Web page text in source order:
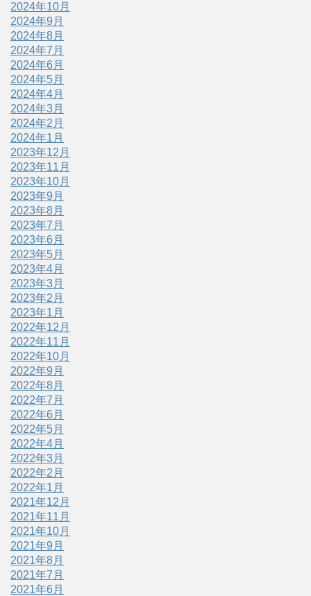
2024年10月
2024年9月
2024年8月
2024年7月
2024年6月
2024年5月
2024年4月
2024年3月
2024年2月
2024年1月
2023年12月
2023年11月
2023年10月
2023年9月
2023年8月
2023年7月
2023年6月
2023年5月
2023年4月
2023年3月
2023年2月
2023年1月
2022年12月
2022年11月
2022年10月
2022年9月
2022年8月
2022年7月
2022年6月
2022年5月
2022年4月
2022年3月
2022年2月
2022年1月
2021年12月
2021年11月
2021年10月
2021年9月
2021年8月
2021年7月
2021年6月